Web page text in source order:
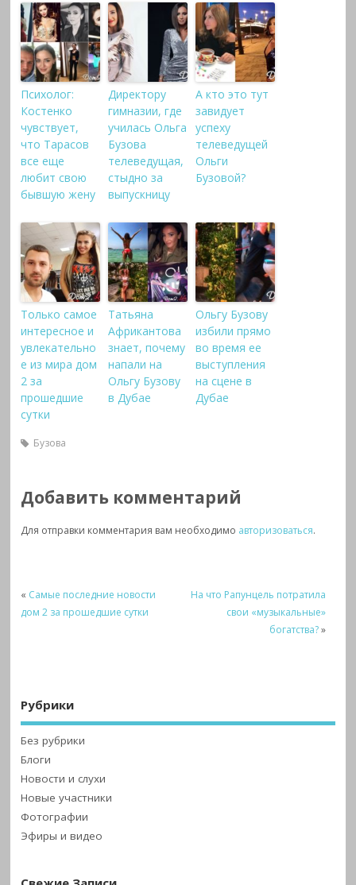
Психолог:
Костенко
чувствует,
что Тарасов
все еще
любит свою
бывшую жену
Директору
гимназии, где
училась Ольга
Бузова
телеведущая,
стыдно за
выпускницу
А кто это тут
завидует
успеху
телеведущей
Ольги
Бузовой?
Только самое
интересное и
увлекательно
е из мира дом
2 за
прошедшие
сутки
Татьяна
Африкантова
знает, почему
напали на
Ольгу Бузову
в Дубае
Ольгу Бузову
избили прямо
во время ее
выступления
на сцене в
Дубае
Бузова
Добавить комментарий
Для отправки комментария вам необходимо авторизоваться.
« Самые последние новости
дом 2 за прошедшие сутки
На что Рапунцель потратила
свои «музыкальные»
богатства?»
Рубрики
Без рубрики
Блоги
Новости и слухи
Новые участники
Фотографии
Эфиры и видео